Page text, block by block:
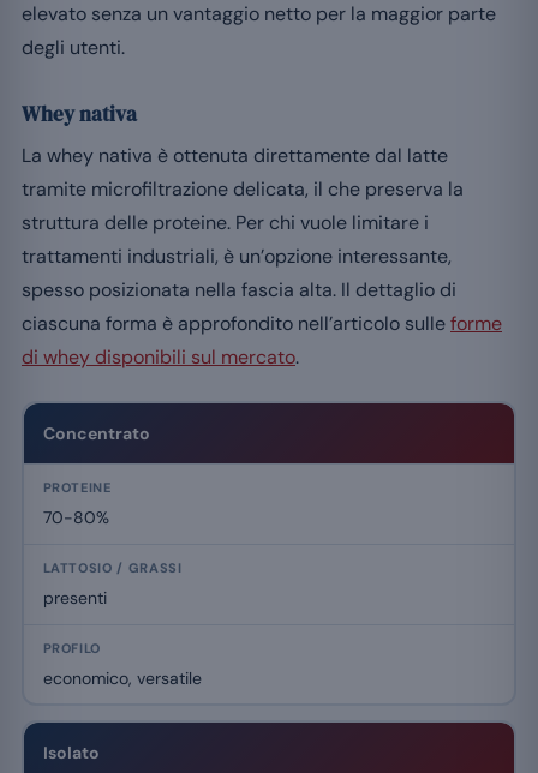
elevato senza un vantaggio netto per la maggior parte
degli utenti.
Whey nativa
La whey nativa è ottenuta direttamente dal latte
tramite microfiltrazione delicata, il che preserva la
struttura delle proteine. Per chi vuole limitare i
trattamenti industriali, è un’opzione interessante,
spesso posizionata nella fascia alta. Il dettaglio di
ciascuna forma è approfondito nell’articolo sulleforme
di whey disponibili sul mercato.
Concentrato
70-80%
presenti
economico, versatile
Isolato